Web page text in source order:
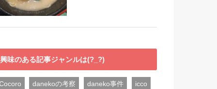
興味のある記事ジャンルは(?_?)
danekoの考察 daneko事件 icco